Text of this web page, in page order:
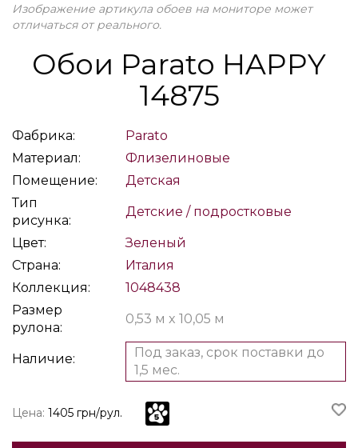
Изображение артикула обоев на мониторе может
отличаться от реального.
Обои Parato HAPPY
14875
Фабрика:
Parato
Материал:
Флизелиновые
Помещение:
Детская
Тип
рисунка:
Детские / подростковые
Цвет:
Зеленый
Страна:
Италия
Коллекция:
1048438
Размер
рулона:
0,53 м x 10,05 м
Наличие:
Под заказ, срок поставки до
1,5 мес.
Цена: 1405 грн/рул.